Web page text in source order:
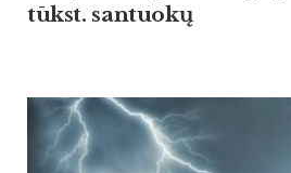
tūkst. santuokų